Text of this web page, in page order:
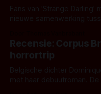
Fans van 'Strange Darling'
nieuwe samenwerking
'Skeletons', een nieuwe
opnames zijn gestart in
Recensie: Corpus
horrortrip
Belgische dichter
met haar debuutroman.